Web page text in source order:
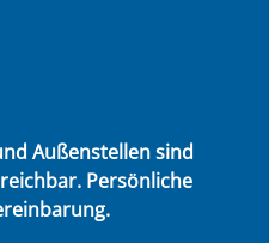
Außenstellen sind
Persönliche